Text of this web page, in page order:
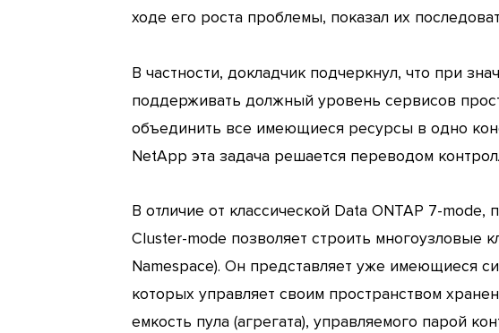
ходе его роста проблемы, показал их
В частности, докладчик подчеркнул, что при
поддерживать должный уровень сервисов
объединить все имеющиеся ресурсы в одно
NetApp эта задача решается переводом
В отличие от классической Data ONTAP 7-
Cluster-mode позволяет строить многоузловые
Namespace). Он представляет уже имеющиеся
которых управляет своим пространством
емкость пула (агрегата), управляемого парой